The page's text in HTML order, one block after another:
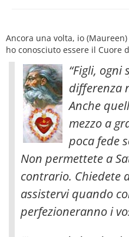
Ancora una volta, io
ho conosciuto essere il Cuore
“Figli, ogni
differenza
Anche
mezzo a
poca fede
Non permettete a
contrario. Chiedete
assistervi quando
perfezioneranno i